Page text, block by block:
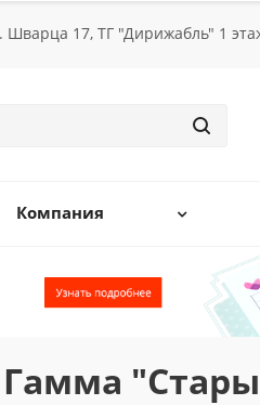
Шварца 17, ТГ "Дирижабль" 1
Компания
Гамма